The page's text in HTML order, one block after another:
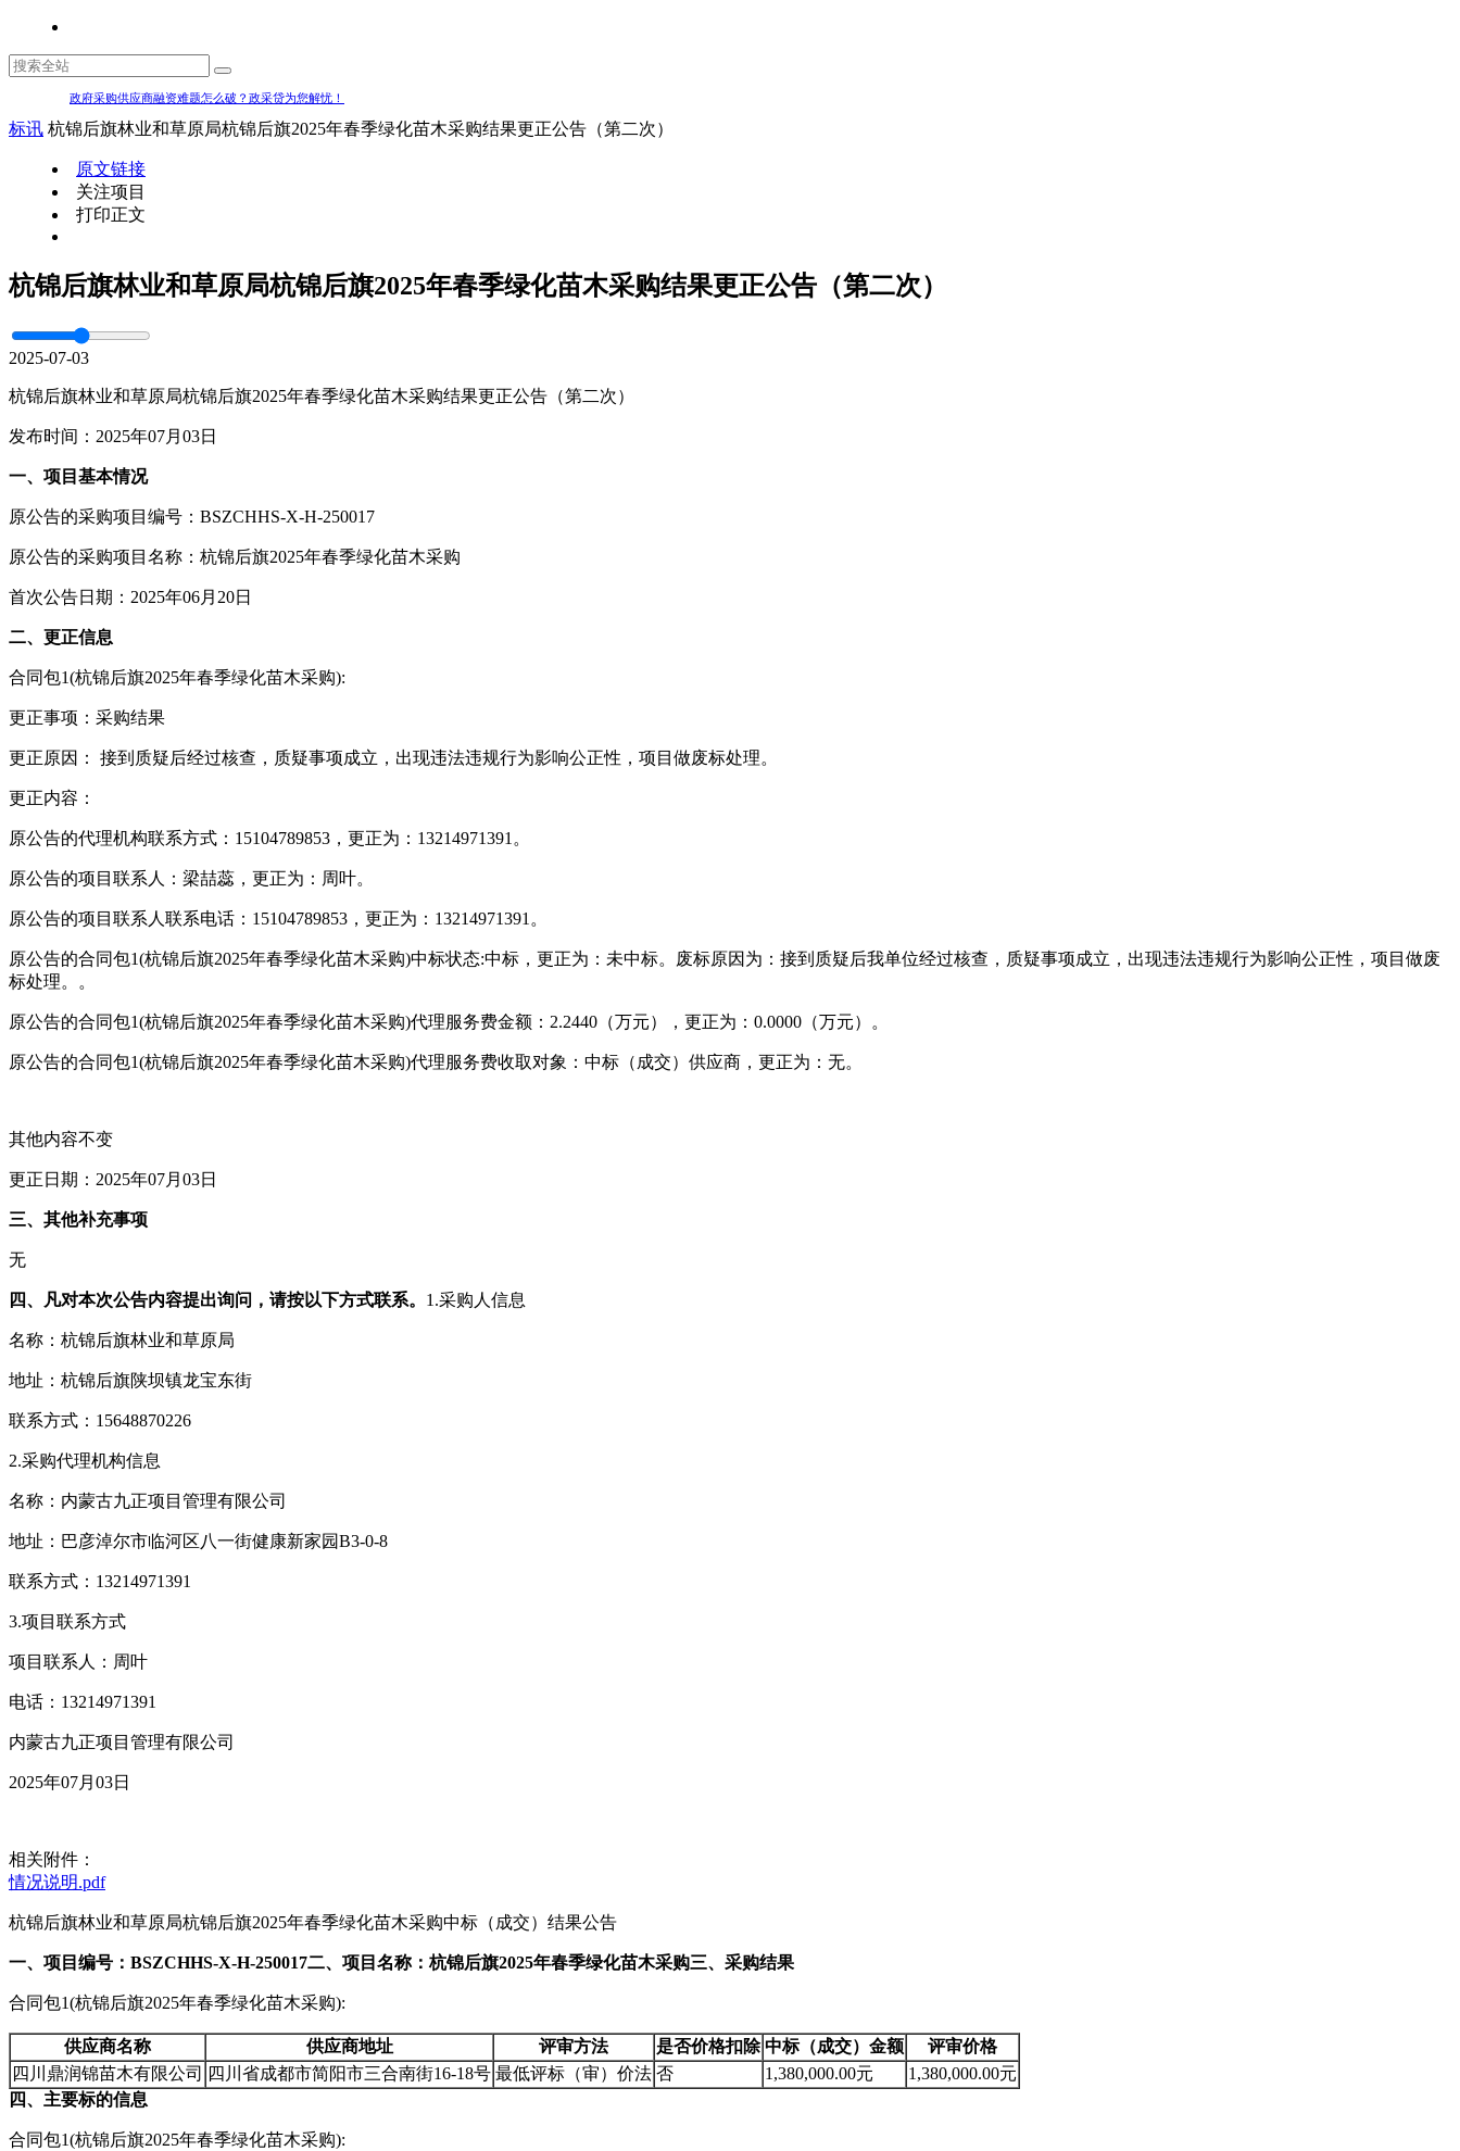
政府采购供应商融资难题怎么破？政采贷为您解忧！
标讯 杭锦后旗林业和草原局杭锦后旗2025年春季绿化苗木采购结果更正公告（第二次）
原文链接
关注项目
打印正文
杭锦后旗林业和草原局杭锦后旗2025年春季绿化苗木采购结果更正公告（第二次）
2025-07-03
杭锦后旗林业和草原局杭锦后旗2025年春季绿化苗木采购结果更正公告（第二次）
发布时间：2025年07月03日
一、项目基本情况
原公告的采购项目编号：BSZCHHS-X-H-250017
原公告的采购项目名称：杭锦后旗2025年春季绿化苗木采购
首次公告日期：2025年06月20日
二、更正信息
合同包1(杭锦后旗2025年春季绿化苗木采购):
更正事项：采购结果
更正原因： 接到质疑后经过核查，质疑事项成立，出现违法违规行为影响公正性，项目做废标处理。
更正内容：
原公告的代理机构联系方式：15104789853，更正为：13214971391。
原公告的项目联系人：梁喆蕊，更正为：周叶。
原公告的项目联系人联系电话：15104789853，更正为：13214971391。
原公告的合同包1(杭锦后旗2025年春季绿化苗木采购)中标状态:中标，更正为：未中标。废标原因为：接到质疑后我单位经过核查，质疑事项成立，出现违法违规行为影响公正性，项目做废
标处理。。
原公告的合同包1(杭锦后旗2025年春季绿化苗木采购)代理服务费金额：2.2440（万元），更正为：0.0000（万元）。
原公告的合同包1(杭锦后旗2025年春季绿化苗木采购)代理服务费收取对象：中标（成交）供应商，更正为：无。
其他内容不变
更正日期：2025年07月03日
三、其他补充事项
无
四、凡对本次公告内容提出询问，请按以下方式联系。 1.采购人信息
名称：杭锦后旗林业和草原局
地址：杭锦后旗陕坝镇龙宝东街
联系方式：15648870226
2.采购代理机构信息
名称：内蒙古九正项目管理有限公司
地址：巴彦淖尔市临河区八一街健康新家园B3-0-8
联系方式：13214971391
3.项目联系方式
项目联系人：周叶
电话：13214971391
内蒙古九正项目管理有限公司
2025年07月03日
相关附件：
情况说明.pdf
杭锦后旗林业和草原局杭锦后旗2025年春季绿化苗木采购中标（成交）结果公告
一、项目编号：BSZCHHS-X-H-250017二、项目名称：杭锦后旗2025年春季绿化苗木采购三、采购结果
合同包1(杭锦后旗2025年春季绿化苗木采购):
供应商名称 供应商地址 评审方法 是否价格扣除 中标（成交）金额
评审价格
四川鼎润锦苗木有限公司
四川省成都市简阳市三合南街16-18号 最低评标（审）价法 否 1,380,000.00元
1,380,000.00元
四、主要标的信息
合同包1(杭锦后旗2025年春季绿化苗木采购):